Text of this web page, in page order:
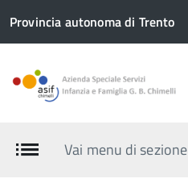
Provincia autonoma di Trento
Vai menu di sezione